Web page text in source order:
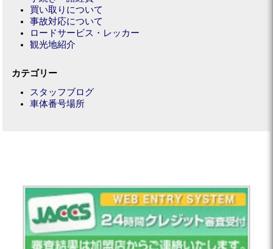
買い取りについて
事故対応について
ロードサービス・レッカー
観光地紹介
カテゴリー
スタッフブログ
車体番号場所